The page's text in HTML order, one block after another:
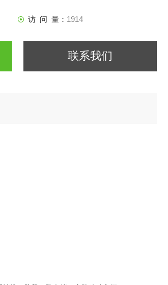
访 问 量： 1914
联系我们